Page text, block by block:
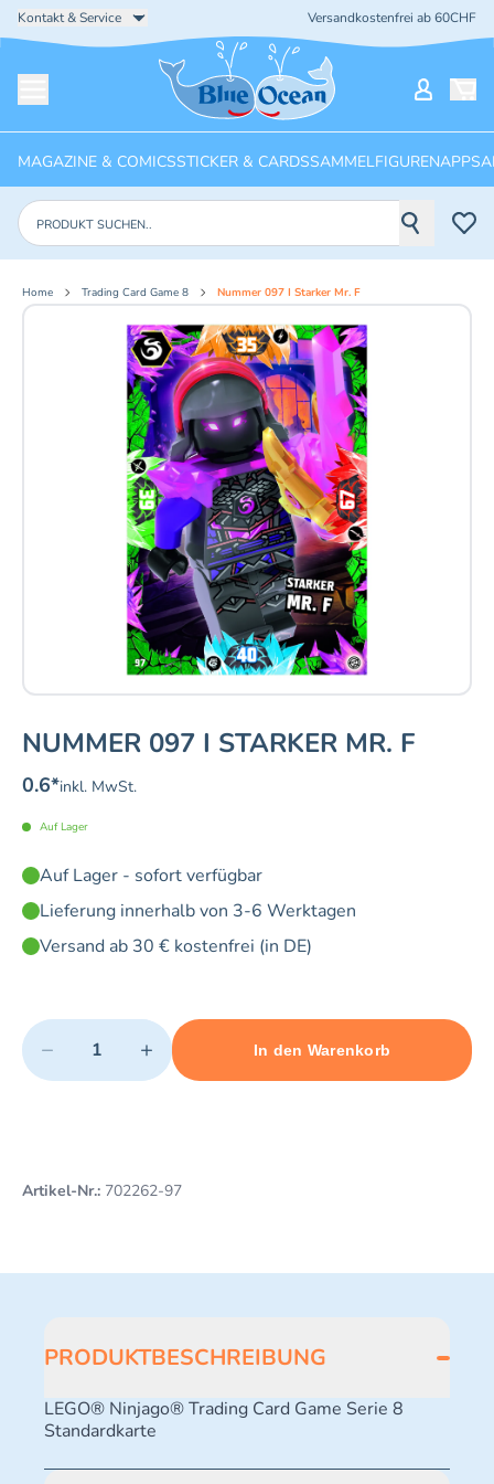
Kontakt & Service Versandkostenfrei ab 60CHF
Startseite
MAGAZINE & COMICSSTICKER & CARDSSAMMELFIGURENAPPS
Produkte suchen
Home Trading Card Game 8 Nummer 097 I Starker Mr. F
NUMMER 097 I STARKER MR. F
0.6*inkl. MwSt.
Auf Lager
Auf Lager - sofort verfügbar
Lieferung innerhalb von 3-6 Werktagen
Versand ab 30 € kostenfrei (in DE)
Quantity
− +
Minimum quantity: 1 Maximum quantity: 10
In den Warenkorb
Add 1 item to cart
Artikel-Nr.: 702262-97
PRODUKTBESCHREIBUNG
LEGO® Ninjago® Trading Card Game Serie 8
Standardkarte